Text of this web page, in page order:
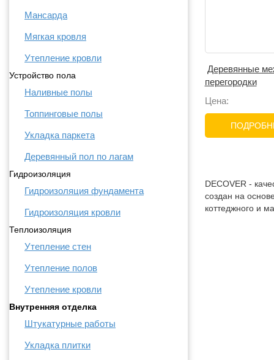
Мансарда
Мягкая кровля
Утепление кровли
Устройство пола
Наливные полы
Топпинговые полы
Укладка паркета
Деревянный пол по лагам
Гидроизоляция
Гидроизоляция фундамента
Гидроизоляция кровли
Теплоизоляция
Утепление стен
Утепление полов
Утепление кровли
Внутренняя отделка
Штукатурные работы
Укладка плитки
Деревянные
перегородки
Цена:
DECOVER -
создан на
коттеджного и